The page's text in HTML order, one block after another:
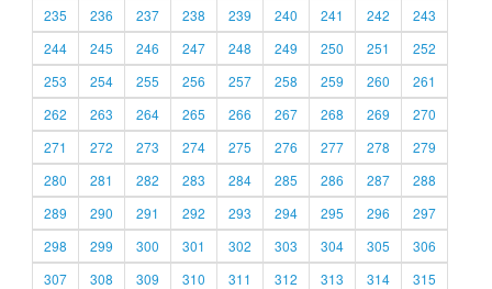
235
236 237 238 239 240 241 242
243
244
245 246 247 248 249 250 251
252
253
254 255 256 257 258 259 260
261
262
263 264 265 266 267 268 269
270
271
272 273 274 275 276 277 278
279
280
281 282 283 284 285 286 287
288
289
290 291 292 293 294 295 296
297
298
299 300 301 302 303 304 305
306
307
308 309 310 311 312 313 314
315